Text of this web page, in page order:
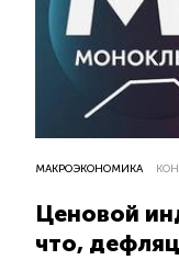
МАКРОЭКОНОМИКА
Ценовой
что,